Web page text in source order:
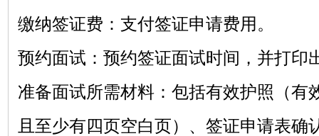
‌缴纳签证费‌：支付签证申请费用。
预约面试‌：预约签证面试时间，并打印
准备面试所需材料‌：包括有效护照（有
且至少有四页空白页）、签证申请表确